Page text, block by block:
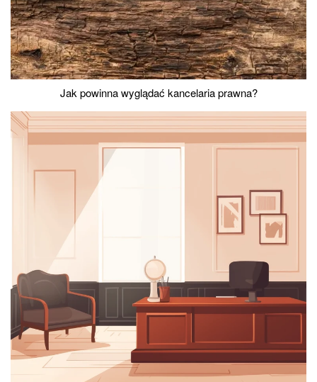
Jak powinna wyglądać kancelaria prawna?